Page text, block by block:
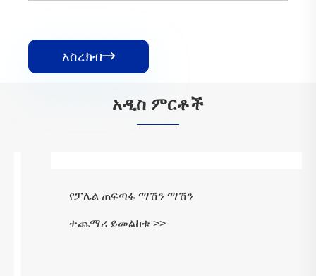
አስረክብ
አዲስ ምርቶች
የፓሌል ጠፍጣፋ ማሽን ማሽን
ተጨማሪ ይመልከቱ >>